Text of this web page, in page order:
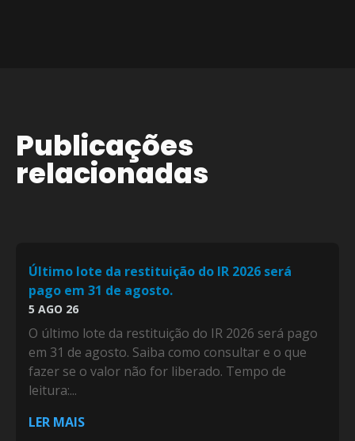
Publicações
relacionadas
Último lote da restituição do IR 2026 será
pago em 31 de agosto.
5 AGO 26
O último lote da restituição do IR 2026 será pago
em 31 de agosto. Saiba como consultar e o que
fazer se o valor não for liberado. Tempo de
leitura:...
LER MAIS